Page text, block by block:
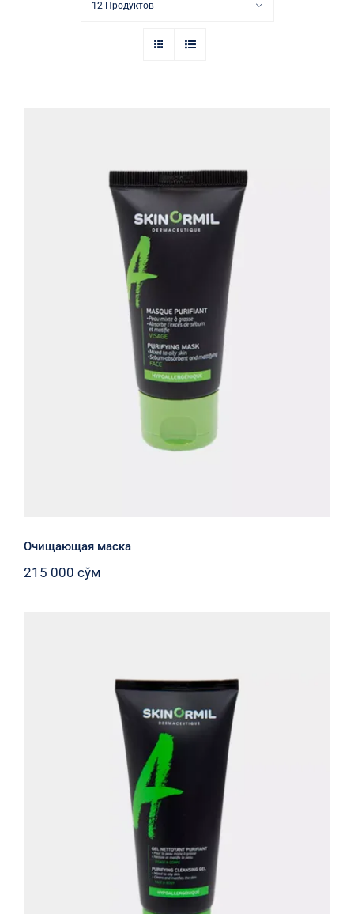
Купить в аптеке12 Продуктов
Очищающая маска
Очищающая маска
215 000 сўм
Очищающий гель